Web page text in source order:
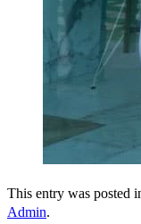
This entry was posted
Admin.